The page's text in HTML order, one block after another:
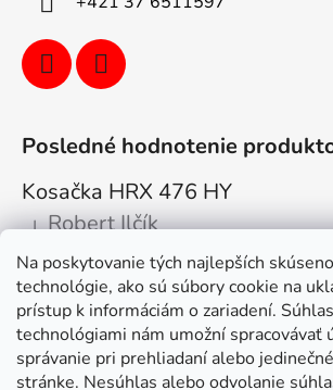
Na poskytovanie tých najlepších
technológie, ako sú súbory cookie na
prístup k informáciám o zariadení.
technológiami nám umožní spracovávať
správanie pri prehliadaní alebo
stránke. Nesúhlas alebo odvolanie
Posledné hodnotenie
Kosačka HRX 476 HY
Hodnotenie produktu je 5 z 5
| Robert Ilčík
Super. Odporúčam
Facebook